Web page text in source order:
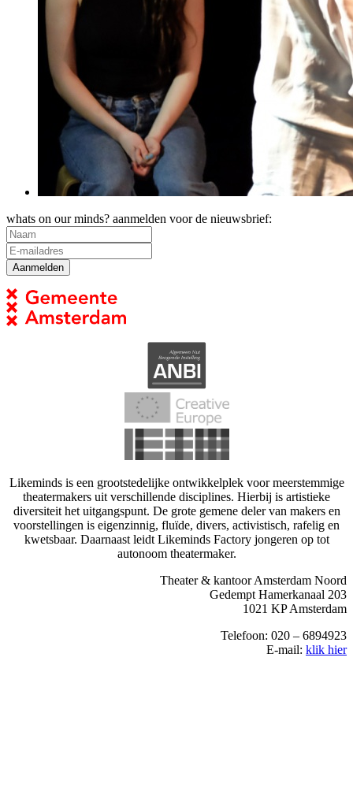
whats on our minds? aanmelden voor de nieuwsbrief:
Likeminds is een grootstedelijke ontwikkelplek voor meerstemmige
theatermakers uit verschillende disciplines. Hierbij is artistieke
diversiteit het uitgangspunt. De grote gemene deler van makers en
voorstellingen is eigenzinnig, fluïde, divers, activistisch, rafelig en
kwetsbaar. Daarnaast leidt Likeminds Factory jongeren op tot
autonoom theatermaker.
Theater & kantoor Amsterdam Noord
Gedempt Hamerkanaal 203
1021 KP Amsterdam
Telefoon: 020 – 6894923
E-mail: klik hier